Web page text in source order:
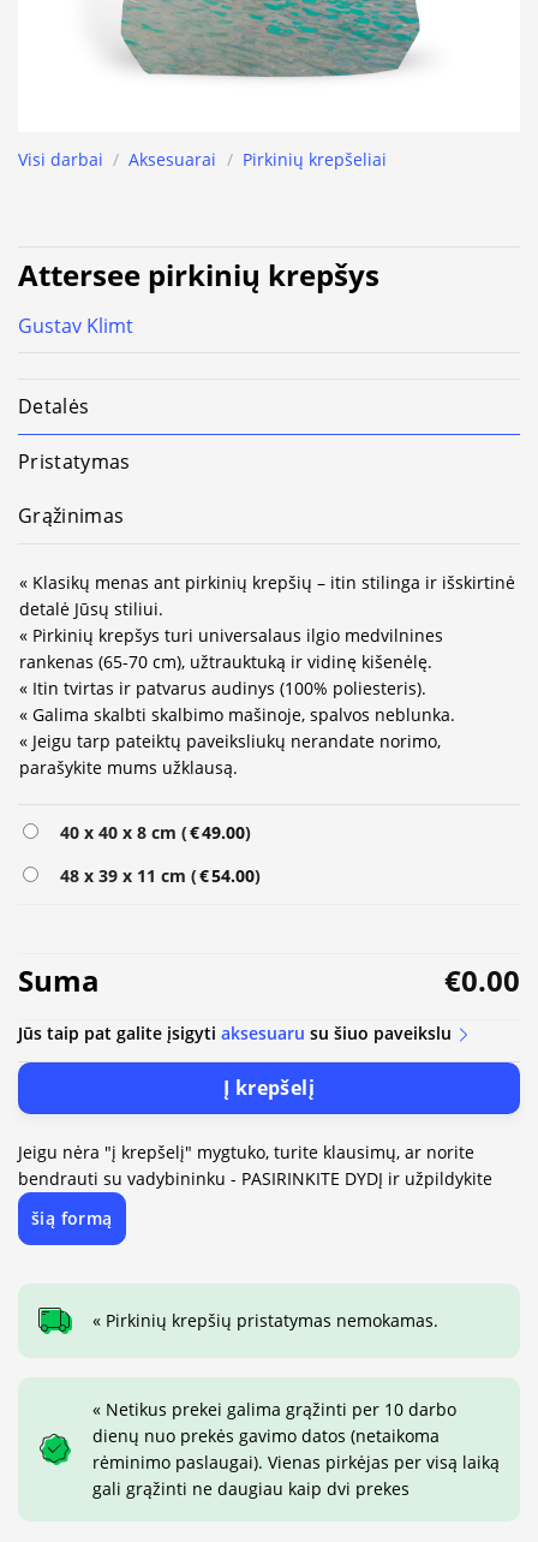
Visi darbai / Aksesuarai / Pirkinių krepšeliai
Attersee pirkinių krepšys
Gustav Klimt
Detalės
Pristatymas
Grąžinimas
« Klasikų menas ant pirkinių krepšių – itin stilinga ir išskirtinė
detalė Jūsų stiliui.
« Pirkinių krepšys turi universalaus ilgio medvilnines
rankenas (65-70 cm), užtrauktuką ir vidinę kišenėlę.
« Itin tvirtas ir patvarus audinys (100% poliesteris).
« Galima skalbti skalbimo mašinoje, spalvos neblunka.
« Jeigu tarp pateiktų paveiksliukų nerandate norimo,
parašykite mums užklausą.
40 x 40 x 8 cm (€49.00)
48 x 39 x 11 cm (€54.00)
Suma €0.00
Jūs taip pat galite įsigyti aksesuaru su šiuo paveikslu
Į krepšelį
Alternative:
Jeigu nėra "į krepšelį" mygtuko, turite klausimų, ar norite
bendrauti su vadybininku - PASIRINKITE DYDĮ ir užpildykite
šią formą
« Pirkinių krepšių pristatymas nemokamas.
« Netikus prekei galima grąžinti per 10 darbo
dienų nuo prekės gavimo datos (netaikoma
rėminimo paslaugai). Vienas pirkėjas per visą laiką
gali grąžinti ne daugiau kaip dvi prekes